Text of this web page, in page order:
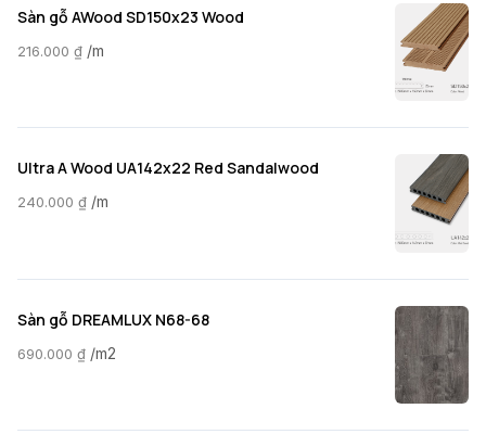
Sàn gỗ AWood SD150x23 Wood
216.000 ₫ /m
Ultra A Wood UA142x22 Red Sandalwood
240.000 ₫ /m
Sàn gỗ DREAMLUX N68-68
690.000 ₫ /m2